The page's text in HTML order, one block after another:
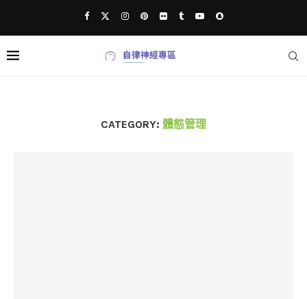
CATEGORY: 體態管理